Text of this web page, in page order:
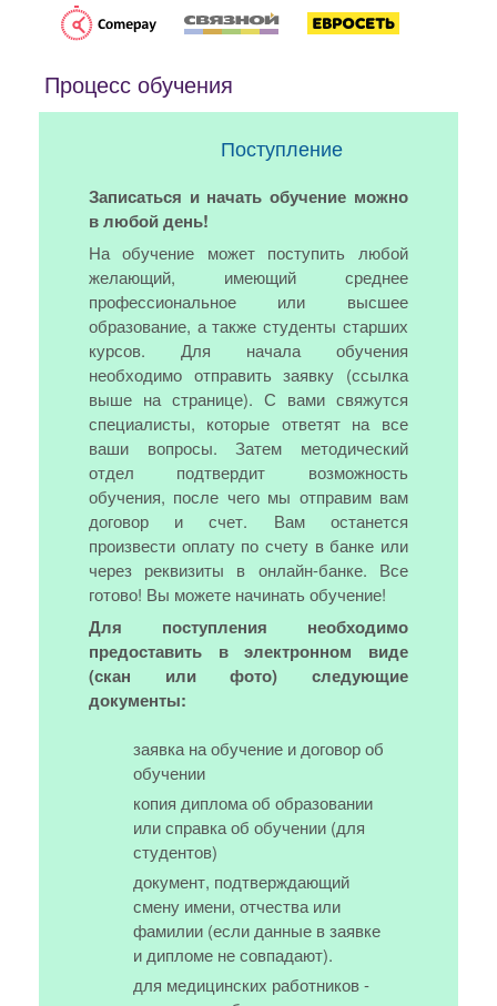
Процесс обучения
Поступление
Записаться и начать обучение можно
в любой день!
На обучение может поступить любой
желающий, имеющий среднее
профессиональное или высшее
образование, а также студенты старших
курсов. Для начала обучения
необходимо отправить заявку (ссылка
выше на странице). С вами свяжутся
специалисты, которые ответят на все
ваши вопросы. Затем методический
отдел подтвердит возможность
обучения, после чего мы отправим вам
договор и счет. Вам останется
произвести оплату по счету в банке или
через реквизиты в онлайн-банке. Все
готово! Вы можете начинать обучение!
Для поступления необходимо
предоставить в электронном виде
(скан или фото) следующие
документы:
заявка на обучение и договор об
обучении
копия диплома об образовании
или справка об обучении (для
студентов)
документ, подтверждающий
смену имени, отчества или
фамилии (если данные в заявке
и дипломе не совпадают).
для медицинских работников -